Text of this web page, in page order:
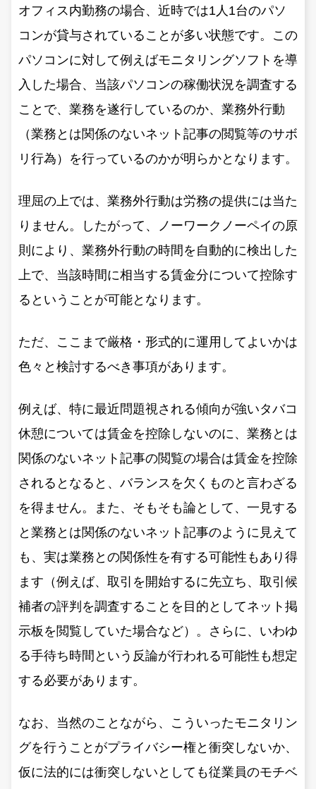
オフィス内勤務の場合、近時では1人1台のパソ
コンが貸与されていることが多い状態です。この
パソコンに対して例えばモニタリングソフトを導
入した場合、当該パソコンの稼働状況を調査する
ことで、業務を遂行しているのか、業務外行動
（業務とは関係のないネット記事の閲覧等のサボ
リ行為）を行っているのかが明らかとなります。
理屈の上では、業務外行動は労務の提供には当た
りません。したがって、ノーワークノーペイの原
則により、業務外行動の時間を自動的に検出した
上で、当該時間に相当する賃金分について控除す
るということが可能となります。
ただ、ここまで厳格・形式的に運用してよいかは
色々と検討するべき事項があります。
例えば、特に最近問題視される傾向が強いタバコ
休憩については賃金を控除しないのに、業務とは
関係のないネット記事の閲覧の場合は賃金を控除
されるとなると、バランスを欠くものと言わざる
を得ません。また、そもそも論として、一見する
と業務とは関係のないネット記事のように見えて
も、実は業務との関係性を有する可能性もあり得
ます（例えば、取引を開始するに先立ち、取引候
補者の評判を調査することを目的としてネット掲
示板を閲覧していた場合など）。さらに、いわゆ
る手待ち時間という反論が行われる可能性も想定
する必要があります。
なお、当然のことながら、こういったモニタリン
グを行うことがプライバシー権と衝突しないか、
仮に法的には衝突しないとしても従業員のモチベ